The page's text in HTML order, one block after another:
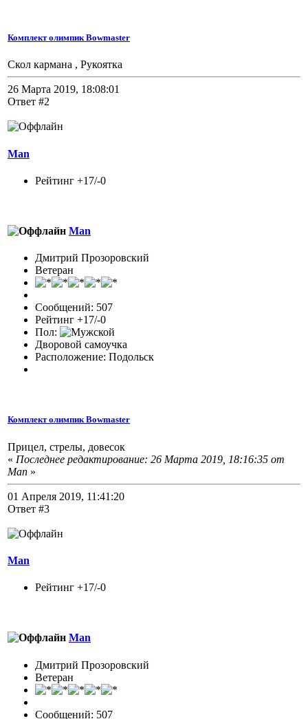
Комплект олимпик Bowmaster
Скол кармана , Рукоятка
26 Марта 2019, 18:08:01
Ответ #2
Man
Рейтинг +17/-0
Man
Дмитрий Прозоровский
Ветеран
Сообщений: 507
Рейтинг +17/-0
Пол:
Дворовой самоучка
Расположение: Подольск
Комплект олимпик Bowmaster
Прицел, стрелы, довесок
« Последнее редактирование: 26 Марта 2019, 18:16:35 от
Man »
01 Апреля 2019, 11:41:20
Ответ #3
Man
Рейтинг +17/-0
Man
Дмитрий Прозоровский
Ветеран
Сообщений: 507